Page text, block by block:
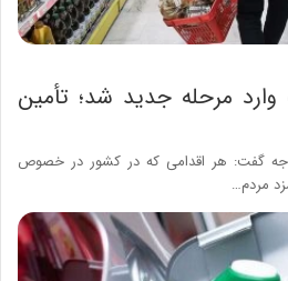
وارد مرحله جدید شد؛ تأمین
گفت: هر اقدامی که در کشور در خصوص
مردم…